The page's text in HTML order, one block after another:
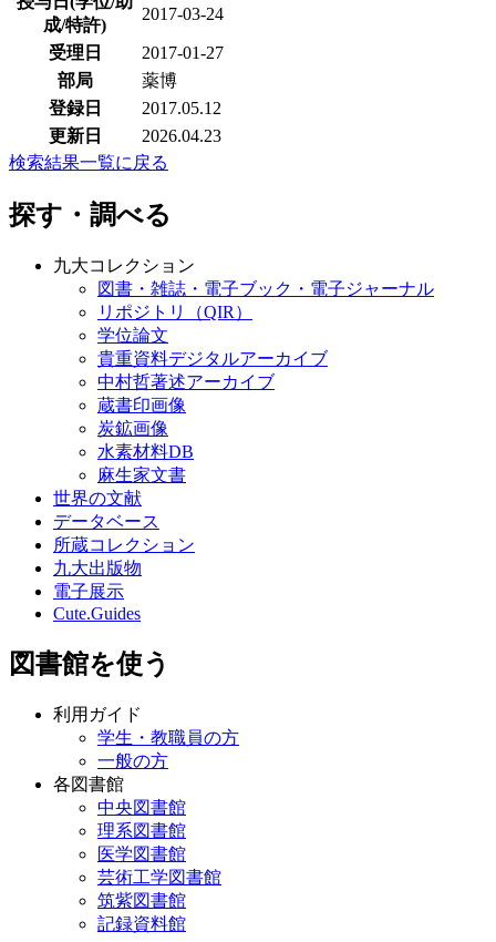
成/特許)
2017-03-24
受理日
2017-01-27
部局
薬博
登録日
2017.05.12
更新日
2026.04.23
検索結果一覧に戻る
探す・調べる
九大コレクション
図書・雑誌・電子ブック・電子ジャーナル
リポジトリ（QIR）
学位論文
貴重資料デジタルアーカイブ
中村哲著述アーカイブ
蔵書印画像
炭鉱画像
水素材料DB
麻生家文書
世界の文献
データベース
所蔵コレクション
九大出版物
電子展示
Cute.Guides
図書館を使う
利用ガイド
学生・教職員の方
一般の方
各図書館
中央図書館
理系図書館
医学図書館
芸術工学図書館
筑紫図書館
記録資料館